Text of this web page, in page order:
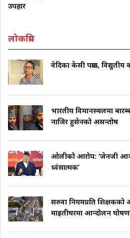
उपहार
लोकप्रिय
वेदिका केसी पक्राउ,
भारतीय विमानस्थलमा
नाजिर हुसेनको असन्तोष
ओलीको आरोप: ‘जेनजी
ध्वंसात्मक’
सरुवा नियमप्रति शिक्षकको
माइतीघरमा आन्दोलन